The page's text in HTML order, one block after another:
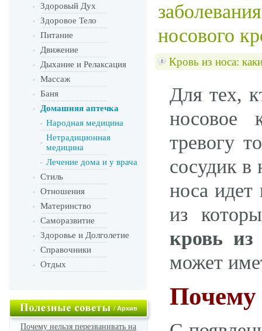
Здоровый Дух
Здоровое Тело
Питание
Движение
Дыхание и Релаксация
Массаж
Баня
Домашняя аптечка
Народная медицина
Нетрадиционная
медицина
Лечение дома и у врача
Стиль
Отношения
Материнство
Саморазвитие
Здоровье и Долголетие
Справочники
Отдых
/Архив
Почему нельзя перезванивать на
носового
Кровь из носа:
Для тех,
носовое
тревогу
сосудик в
носа
из
кровь из
может
Почему